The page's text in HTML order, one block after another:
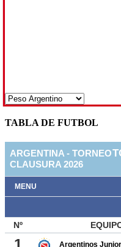
TABLA DE FUTBOL